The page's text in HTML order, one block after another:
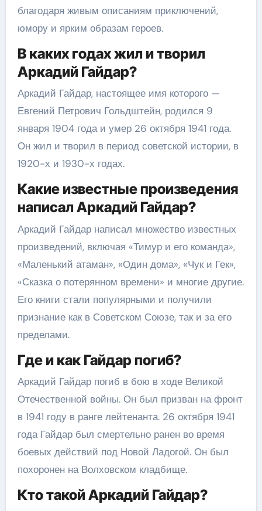
благодаря живым описаниям приключений,
юмору и ярким образам героев.
В каких годах жил и творил
Аркадий Гайдар?
Аркадий Гайдар, настоящее имя которого —
Евгений Петрович Гольдштейн, родился 9
января 1904 года и умер 26 октября 1941 года.
Он жил и творил в период советской истории, в
1920-х и 1930-х годах.
Какие известные произведения
написал Аркадий Гайдар?
Аркадий Гайдар написал множество известных
произведений, включая «Тимур и его команда»,
«Маленький атаман», «Один дома», «Чук и Гек»,
«Сказка о потерянном времени» и многие другие.
Его книги стали популярными и получили
признание как в Советском Союзе, так и за его
пределами.
Где и как Гайдар погиб?
Аркадий Гайдар погиб в бою в ходе Великой
Отечественной войны. Он был призван на фронт
в 1941 году в ранге лейтенанта. 26 октября 1941
года Гайдар был смертельно ранен во время
боевых действий под Новой Ладогой. Он был
похоронен на Волховском кладбище.
Кто такой Аркадий Гайдар?